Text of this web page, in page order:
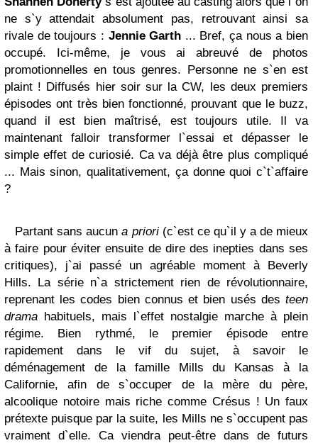
ne s`y attendait absolument pas, retrouvant ainsi sa
rivale de toujours : Jennie Garth ... Bref, ça nous a bien
occupé. Ici-même, je vous ai abreuvé de photos
promotionnelles en tous genres. Personne ne s`en est
plaint ! Diffusés hier soir sur la CW, les deux premiers
épisodes ont très bien fonctionné, prouvant que le buzz,
quand il est bien maîtrisé, est toujours utile. Il va
maintenant falloir transformer l`essai et dépasser le
simple effet de curiosié. Ca va déjà être plus compliqué
... Mais sinon, qualitativement, ça donne quoi c`t`affaire
?
Partant sans aucuna priori(c`est ce qu`il y a de mieux
à faire pour éviter ensuite de dire des inepties dans ses
critiques), j`ai passé un agréable moment à Beverly
Hills. La série n`a strictement rien de révolutionnaire,
reprenant les codes bien connus et bien usés des teen
drama habituels, mais l`effet nostalgie marche à plein
régime. Bien rythmé, le premier épisode entre
rapidement dans le vif du sujet, à savoir le
déménagement de la famille Mills du Kansas à la
Californie, afin de s`occuper de la mère du père,
alcoolique notoire mais riche comme Crésus ! Un faux
prétexte puisque par la suite, les Mills ne s`occupent pas
vraiment d`elle. Ca viendra peut-être dans de futurs